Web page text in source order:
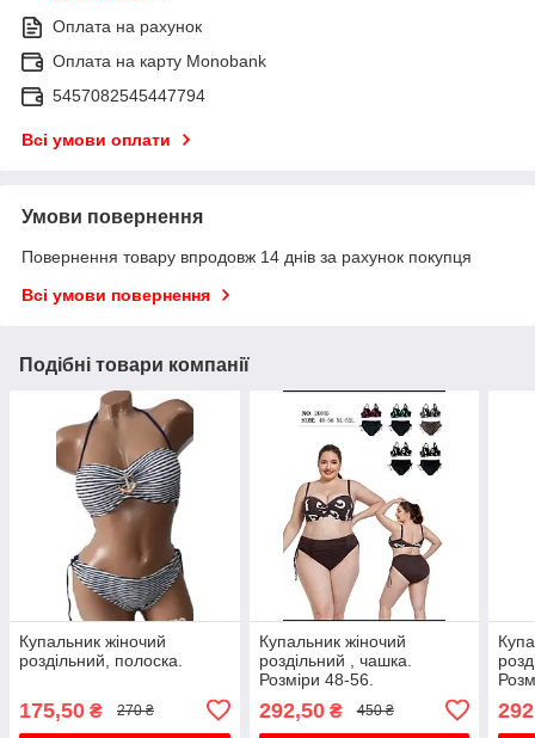
Оплата на рахунок
Оплата на карту Monobank
5457082545447794
Всі умови оплати
Умови повернення
Повернення товару впродовж 14 днів за рахунок покупця
Всі умови повернення
Подібні товари компанії
Купальник жіночий
роздільний, полоска.
175,50 ₴ 270 ₴
Купальник жіночий
роздільний , чашка.
Розміри 48-56.
292,50₴ 450 ₴